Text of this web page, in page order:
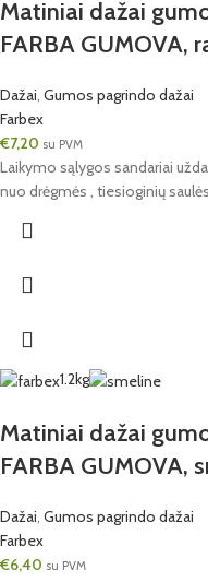
Matiniai dažai
FARBA GUMOVA,
Dažai, Gumos pagrindo dažai
Farbex
€7,20 su PVM
Laikymo sąlygos sandariai
nuo drėgmės , tiesioginių
1.2kg
Matiniai dažai
FARBA GUMOVA,
Dažai, Gumos pagrindo dažai
Farbex
€6,40 su PVM